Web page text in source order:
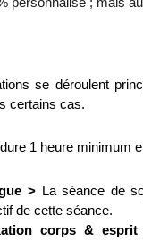
se déroulent
certains cas.
1 heure minimum
> La séance de
de cette séance.
corps & esprit